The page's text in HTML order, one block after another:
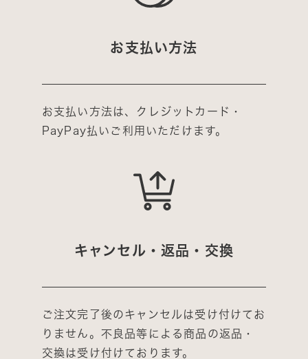
お支払い方法
お支払い方法は、クレジットカード・
PayPay払いご利用いただけます。
キャンセル・返品・交換
ご注文完了後のキャンセルは受け付けてお
りません。不良品等による商品の返品・
交換は受け付けております。